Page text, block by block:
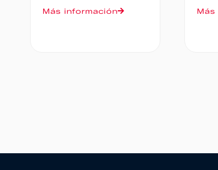
Más información